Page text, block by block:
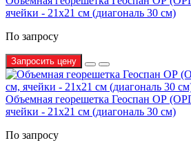
ячейки - 21х21 см (диагональ 30 см)
По запросу
Запросить цену
Объемная георешетка Геоспан ОР
ячейки - 21х21 см (диагональ 30 см)
По запросу